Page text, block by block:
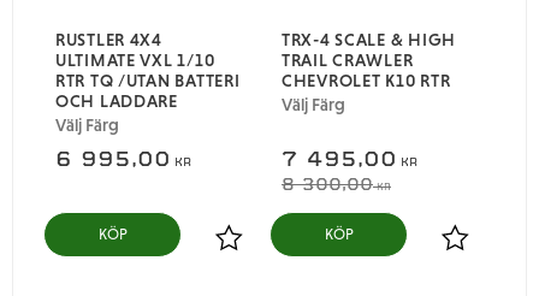
RUSTLER 4X4
ULTIMATE VXL 1/10
RTR TQ /UTAN BATTERI
OCH LADDARE
Välj Färg
6 995,00 KR
Lägg till i favoriter
TRX-4 SCALE & HIGH
TRAIL CRAWLER
CHEVROLET K10 RTR
Välj Färg
7 495,00 KR
8 300,00KR
Lägg till i